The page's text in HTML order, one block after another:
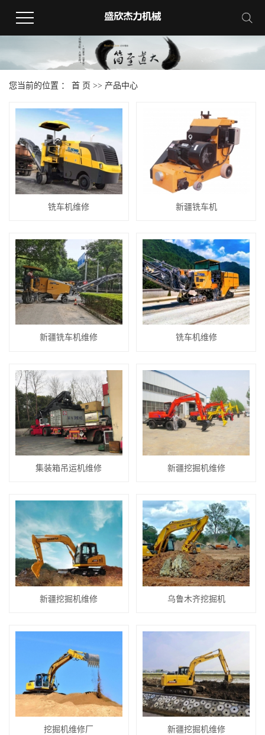
您当前的位置 ： 首 页 >> 产品中心
铣车机维修 新疆铣车机
新疆铣车机维修 铣车机维修
集装箱吊运机维修 新疆挖掘机维修
新疆挖掘机维修 乌鲁木齐挖掘机
挖掘机维修厂 新疆挖掘机维修